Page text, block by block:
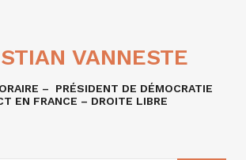
VANNESTE
– PRÉSIDENT DE DÉMOCRATIE
EN FRANCE – DROITE LIBRE